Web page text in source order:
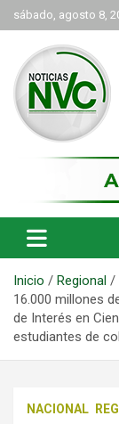
Saltar
al
contenido
sábado, agosto 8,
NVC
Inicio
Regional
16.000 millones
de Interés en
estudiantes de
NACIONAL